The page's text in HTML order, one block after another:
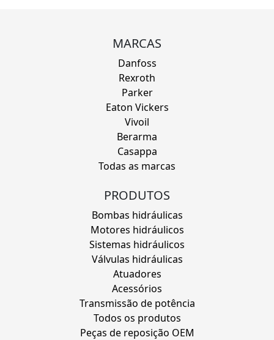
MARCAS
Danfoss
Rexroth
Parker
Eaton Vickers
Vivoil
Berarma
Casappa
Todas as marcas
PRODUTOS
Bombas hidráulicas
Motores hidráulicos
Sistemas hidráulicos
Válvulas hidráulicas
Atuadores
Acessórios
Transmissão de potência
Todos os produtos
Peças de reposição OEM